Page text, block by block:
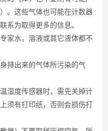
。这些气体也可能在计数器
系为取得更多的信息。
水，溶液或其它液体都不
出来的气体所污染的气
度传感器时，需先关掉计
须有打印纸，否则会损伤打